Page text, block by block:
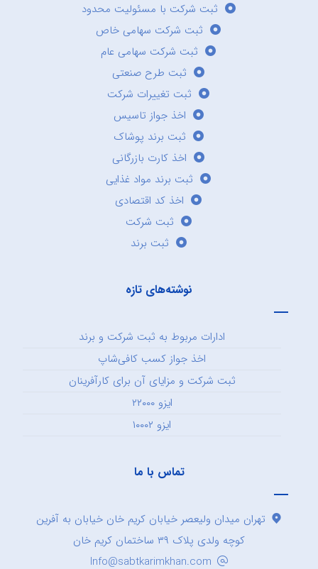
ثبت شرکت با مسئولیت محدود
ثبت شرکت سهامی خاص
ثبت شرکت سهامی عام
ثبت طرح صنعتی
ثبت تغییرات شرکت
اخذ جواز تاسیس
ثبت برند پوشاک
اخذ کارت بازرگانی
ثبت برند مواد غذایی
اخذ کد اقتصادی
ثبت شرکت
ثبت برند
نوشته‌های تازه
ادارات مربوط به ثبت شرکت و برند
اخذ جواز کسب کافی‌شاپ
ثبت شرکت و مزایای آن برای کارآفرینان
ایزو ۲۲۰۰۰
ایزو ۱۰۰۰۲
تماس با ما
تهران میدان ولیعصر خیابان کریم خان خیابان به آفرین
کوچه ولدی پلاک ۳۹ ساختمان کریم خان
Info@sabtkarimkhan.com